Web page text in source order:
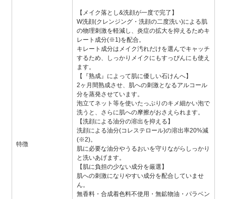
特徴
【メイク落とし&洗顔が一度で完了】
W洗顔(クレンジング・洗顔の二度洗い)による肌
の物理刺激を軽減し、炎症の拡大を抑えるためキ
レート成分(※1)を配合。
キレート成分はメイク汚れだけを選んでキャッチ
するため、しっかりメイクにもすっぴんにも使え
ます。
【『熟成』によって肌に優しい石けんへ】
2ヶ月間熟成させ、肌への刺激となるアルコール
分を蒸発させています。
泡立てネット等を使いたっぷりのキメ細かい泡で
洗うと、さらに肌への摩擦がおさえられます。
【洗顔による油分の溶出を抑える】
洗顔による油分(コレステロール)の溶出率20%減
(※2)。
肌に必要な油分やうるおいを守りながらしっかり
と洗いあげます。
【肌に負担の少ない成分を厳選】
肌への刺激になりやすい成分を配合していませ
ん。
無香料・合成着色料不使用・無鉱物油・パラベン